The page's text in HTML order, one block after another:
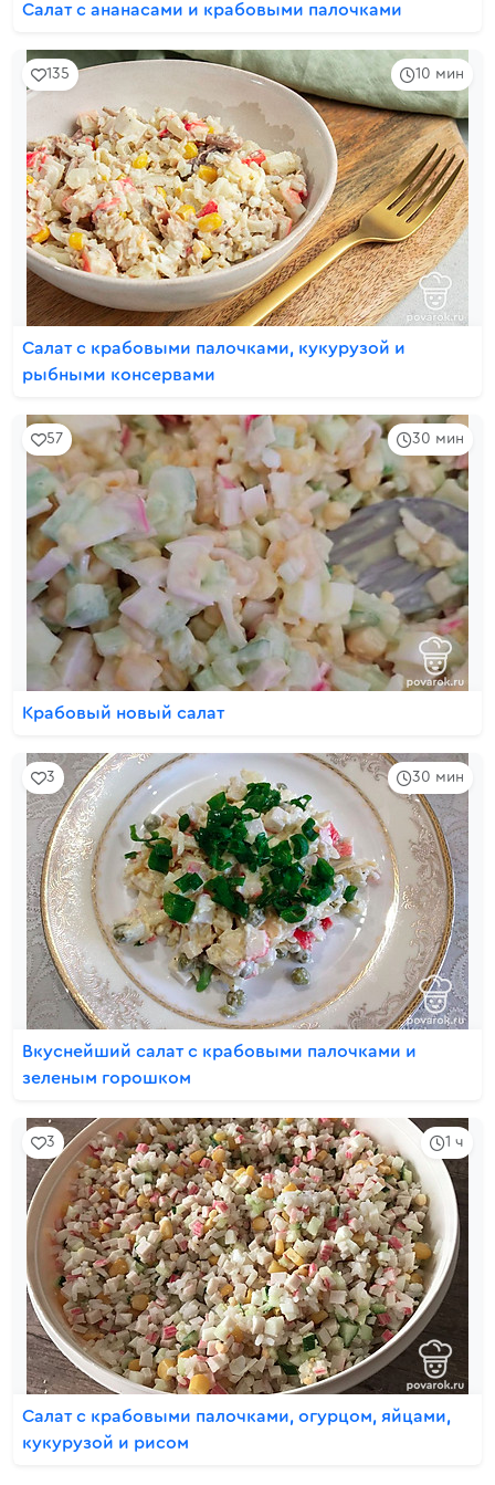
Салат с ананасами и крабовыми палочками
10 мин
135
Салат с крабовыми палочками, кукурузой и
рыбными консервами
30 мин
57
Крабовый новый салат
30 мин
3
Вкуснейший салат с крабовыми палочками и
зеленым горошком
1 ч
3
Салат с крабовыми палочками, огурцом, яйцами,
кукурузой и рисом